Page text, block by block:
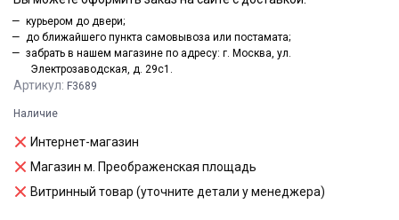
Артикул: F3689
Наличие
Интернет-магазин
Магазин м. Преображенская площадь
Витринный товар (уточните детали у менеджера)
курьером до двери;
до ближайшего пункта самовывоза или постамата;
забрать в нашем магазине по адресу: г. Москва, ул.
Электрозаводская, д. 29с1.